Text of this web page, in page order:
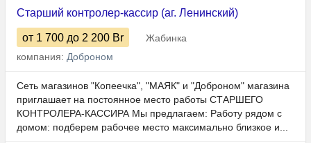
Старший контролер-кассир (аг. Ленинский)
от 1 700 до 2 200 Br
Жабинка
компания: Доброном
Сеть магазинов "Копеечка", "МАЯК" и "Доброном" магазина
приглашает на постоянное место работы СТАРШЕГО
КОНТРОЛЕРА-КАССИРА Мы предлагаем: Работу рядом с
домом: подберем рабочее место максимально близкое и...